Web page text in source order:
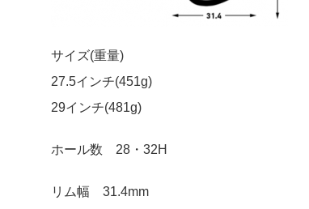
サイズ(重量)
27.5インチ(451g)
29インチ(481g)
ホール数 28・32H
リム幅 31.4mm